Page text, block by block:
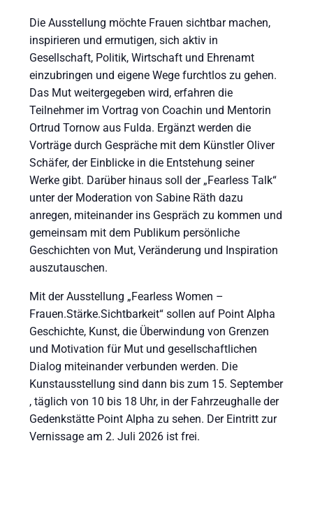
Die Ausstellung möchte Frauen sichtbar machen,
inspirieren und ermutigen, sich aktiv in
Gesellschaft, Politik, Wirtschaft und Ehrenamt
einzubringen und eigene Wege furchtlos zu gehen.
Das Mut weitergegeben wird, erfahren die
Teilnehmer im Vortrag von Coachin und Mentorin
Ortrud Tornow aus Fulda. Ergänzt werden die
Vorträge durch Gespräche mit dem Künstler Oliver
Schäfer, der Einblicke in die Entstehung seiner
Werke gibt. Darüber hinaus soll der „Fearless Talk“
unter der Moderation von Sabine Räth dazu
anregen, miteinander ins Gespräch zu kommen und
gemeinsam mit dem Publikum persönliche
Geschichten von Mut, Veränderung und Inspiration
auszutauschen.
Mit der Ausstellung „Fearless Women –
Frauen.Stärke.Sichtbarkeit“ sollen auf Point Alpha
Geschichte, Kunst, die Überwindung von Grenzen
und Motivation für Mut und gesellschaftlichen
Dialog miteinander verbunden werden. Die
Kunstausstellung sind dann bis zum 15. September
, täglich von 10 bis 18 Uhr, in der Fahrzeughalle der
Gedenkstätte Point Alpha zu sehen. Der Eintritt zur
Vernissage am 2. Juli 2026 ist frei.